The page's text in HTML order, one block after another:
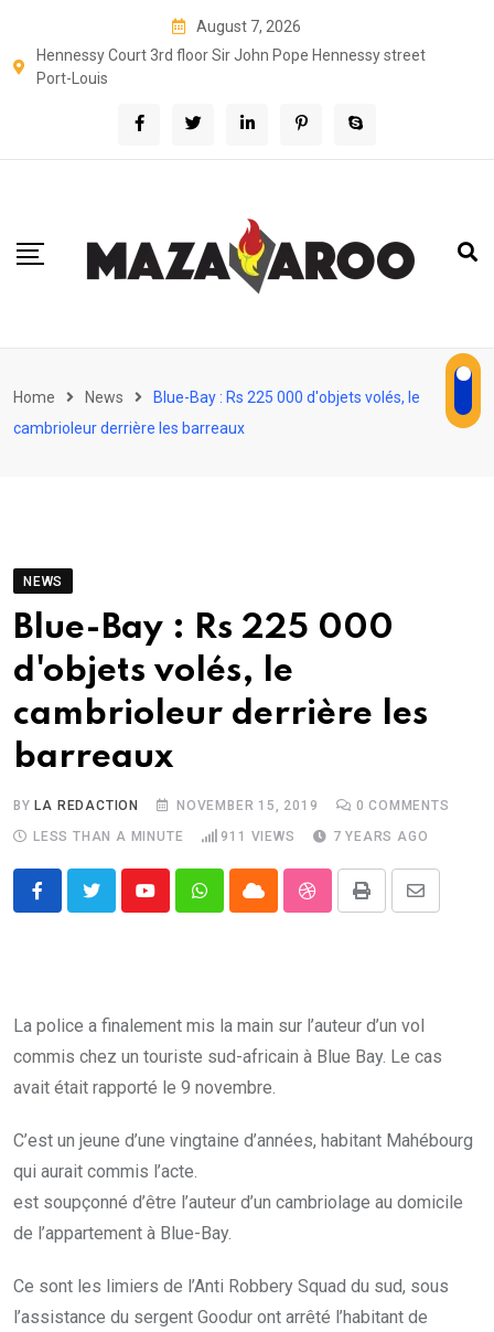
content
August 7, 2026
Hennessy Court 3rd floor Sir John Pope Hennessy street
Port-Louis
Home News
Blue-Bay : Rs 225 000 d'objets volés, le
cambrioleur derrière les barreaux
NEWS
Blue-Bay : Rs 225 000
d'objets volés, le
cambrioleur derrière les
barreaux
BYLA REDACTION NOVEMBER 15, 2019 0 COMMENTS
LESS THAN A MINUTE
911 VIEWS 7 YEARS AGO
YoutubeWhatsappCloud StumbleUpon
Print
Share
La police a finalement mis la main sur l’auteur d’un vol
commis chez un touriste sud-africain à Blue Bay. Le cas
avait était rapporté le 9 novembre.
C’est un jeune d’une vingtaine d’années, habitant Mahébourg
qui aurait commis l’acte.
est soupçonné d’être l’auteur d’un cambriolage au domicile
de l’appartement à Blue-Bay.
Ce sont les limiers de l’Anti Robbery Squad du sud, sous
l’assistance du sergent Goodur ont arrêté l’habitant de